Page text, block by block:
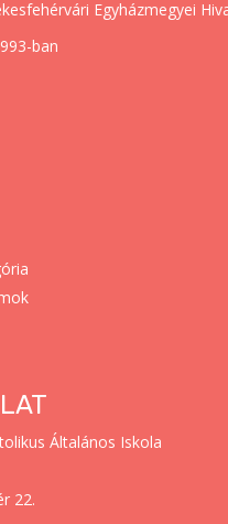
Egyházmegyei
ban
Általános Iskola
22.